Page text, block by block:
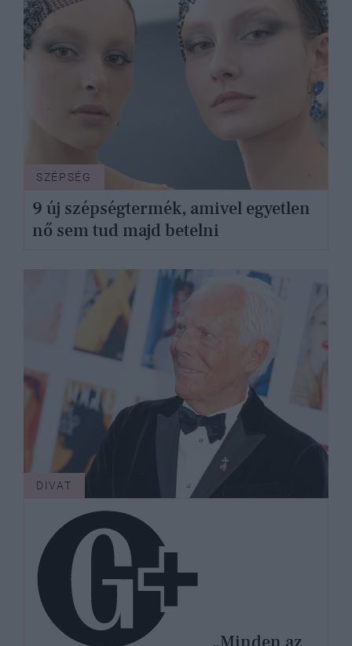
SZÉPSÉG
9 új szépségtermék, amivel egyetlen
nő sem tud majd betelni
DIVAT